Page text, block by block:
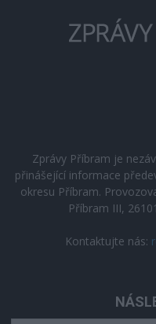
Zprávy Příbram je
přinášející informace
okresu Příbram.
Příbram III,
Kontaktujte nás: